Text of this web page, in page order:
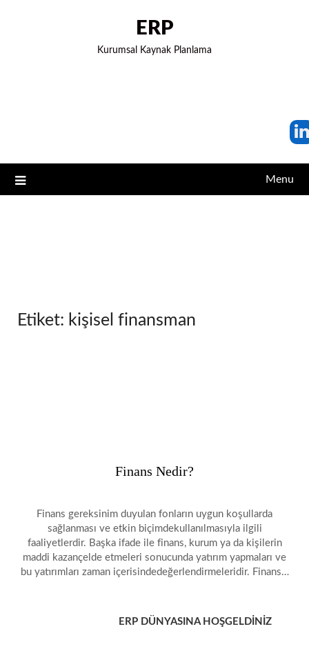
ERP
Kurumsal Kaynak Planlama
Menu
Etiket: kişisel finansman
Finans Nedir?
Finans gereksinim duyulan fonların uygun koşullarda
sağlanması ve etkin biçimdekullanılmasıyla ilgili
faaliyetlerdir. Başka ifade ile finans, kurum ya da kişilerin
maddi kazançelde etmeleri sonucunda yatırım yapmaları ve
bu yatırımları zaman içerisindedeğerlendirmeleridir. Finans…
ERP DÜNYASINA HOŞGELDİNİZ